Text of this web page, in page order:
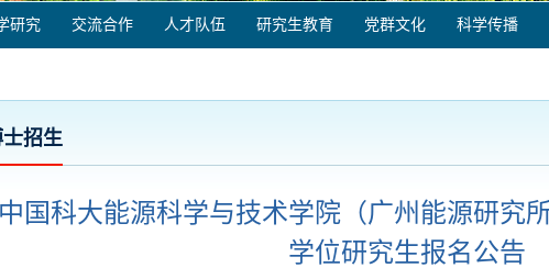
研究 交流合作 人才队伍 研究生教育 党群文化 科学传播
招生
国科大能源科学与技术学院（广州能源研究
学位研究生报名公告